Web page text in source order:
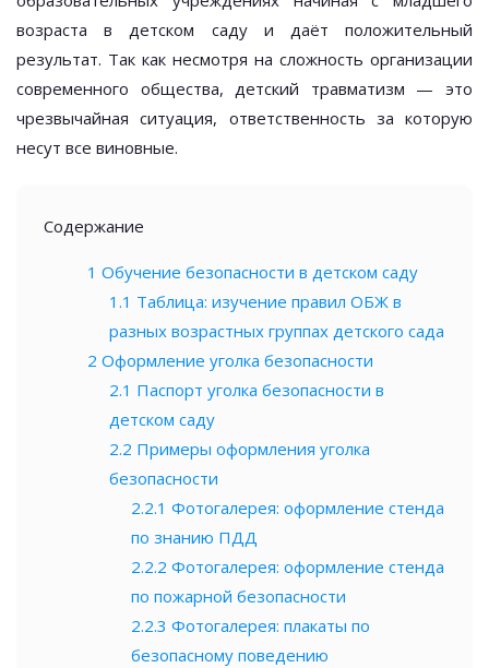
возраста в детском саду и даёт положительный
результат. Так как несмотря на сложность организации
современного общества, детский травматизм — это
чрезвычайная ситуация, ответственность за которую
несут все виновные.
Содержание
1 Обучение безопасности в детском саду
1.1 Таблица: изучение правил ОБЖ в
разных возрастных группах детского сада
2 Оформление уголка безопасности
2.1 Паспорт уголка безопасности в
детском саду
2.2 Примеры оформления уголка
безопасности
2.2.1 Фотогалерея: оформление стенда
по знанию ПДД
2.2.2 Фотогалерея: оформление стенда
по пожарной безопасности
2.2.3 Фотогалерея: плакаты по
безопасному поведению